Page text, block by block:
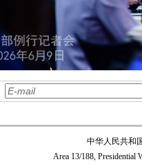
中华人民共和
Area 13/188, Presidential